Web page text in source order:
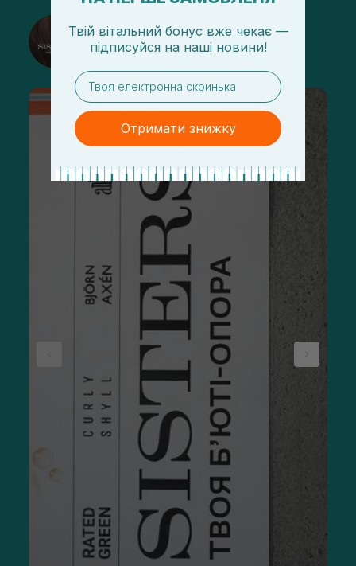
@sisters_stelmakh в Instagram
Підписатися
Твій вітальний бонус вже чекає —
підписуйся на наші новини!
email
Отримати знижку